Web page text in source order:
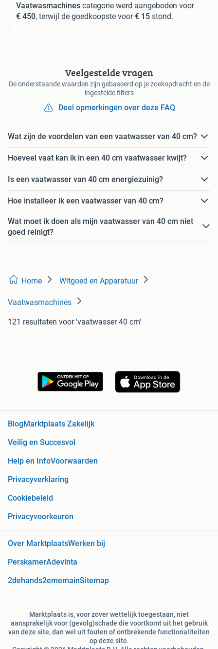
Vaatwasmachines categorie werd aangeboden voor
€ 450, terwijl de goedkoopste voor€ 15 stond.
Veelgestelde vragen
De onderstaande waarden zijn gebaseerd op je zoekopdracht en de
ingestelde filters
Deel opmerkingen over deze FAQ
Wat zijn de voordelen van een vaatwasser van 40 cm?
Hoeveel vaat kan ik in een 40 cm vaatwasser kwijt?
Is een vaatwasser van 40 cm energiezuinig?
Hoe installeer ik een vaatwasser van 40 cm?
Wat moet ik doen als mijn vaatwasser van 40 cm niet
goed reinigt?
Home Witgoed en Apparatuur
Vaatwasmachines
121 resultaten voor 'vaatwasser 40 cm'
BlogMarktplaats Zakelijk
Veilig en Succesvol
Help en InfoVoorwaarden
Privacyverklaring
Cookiebeleid
Privacyvoorkeuren
Over MarktplaatsWerken bij
PerskamerAdevinta
2dehands2ememainSitemap
Marktplaats is, voor zover wettelijk toegestaan, niet
aansprakelijk voor (gevolg)schade die voortkomt uit het gebruik
van deze site, dan wel uit fouten of ontbrekende functionaliteiten
op deze site.